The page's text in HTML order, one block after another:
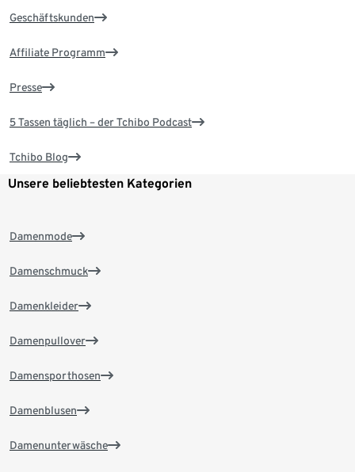
Geschäftskunden
Affiliate Programm
Presse
5 Tassen täglich – der Tchibo Podcast
Tchibo Blog
Unsere beliebtesten Kategorien
Damenmode
Damenschmuck
Damenkleider
Damenpullover
Damensporthosen
Damenblusen
Damenunterwäsche